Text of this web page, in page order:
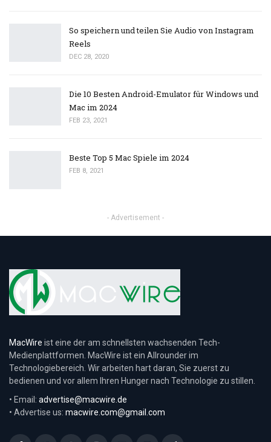
So speichern und teilen Sie Audio von Instagram
Reels
DEC 28, 2020
Die 10 Besten Android-Emulator für Windows und
Mac im 2024
FEB 23, 2021
Beste Top 5 Mac Spiele im 2024
FEB 8, 2021
- Advertisement -
MacWire ist eine der am schnellsten wachsenden Tech-
Medienplattformen. MacWire ist ein Allrounder im
Technologiebereich. Wir arbeiten hart daran, Sie zuerst zu
bedienen und vor allem Ihren Hunger nach Technologie zu stillen.
• Email: advertise@macwire.de
• Advertise us: macwire.com@gmail.com